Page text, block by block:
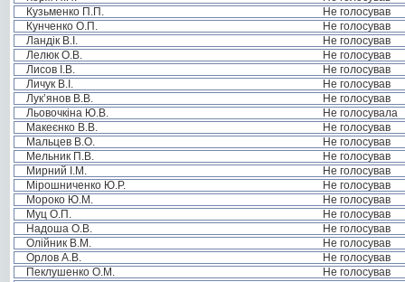
Кузьменко П.П.
Не голосував
Кунченко О.П.
Не голосував
Ландік В.І.
Не голосував
Лелюк О.В.
Не голосував
Лисов І.В.
Не голосував
Личук В.І.
Не голосував
Лук’янов В.В.
Не голосував
Льовочкіна Ю.В.
Не голосувала
Макеєнко В.В.
Не голосував
Мальцев В.О.
Не голосував
Мельник П.В.
Не голосував
Мирний І.М.
Не голосував
Мірошниченко Ю.Р.
Не голосував
Мороко Ю.М.
Не голосував
Муц О.П.
Не голосував
Надоша О.В.
Не голосував
Олійник В.М.
Не голосував
Орлов А.В.
Не голосував
Пеклушенко О.М.
Не голосував